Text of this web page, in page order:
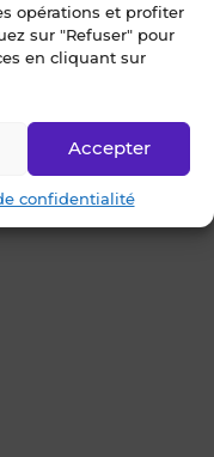
opérations et profiter
sur "Refuser" pour
en cliquant sur
Accepter
confidentialité